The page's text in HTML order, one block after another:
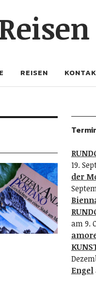
REISEN
19.
der
am 9.
Engel